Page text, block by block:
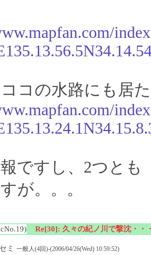
コの水路にも居
ですし、2つと
が。。。
Re[30]: 久々の紀ノ川で撃沈・・
ミ 一般人(4回)-(2006/04/26(Wed) 10:59:52)